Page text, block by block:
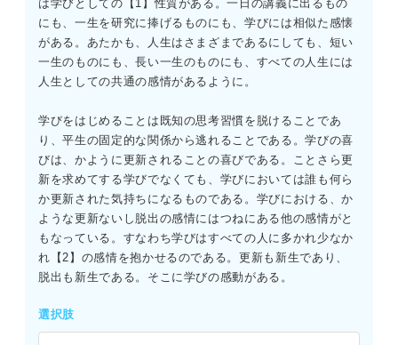
は学びとしての【1】性質がある。一日の講義に出るもの
にも、一生を研究に捧げるものにも、学びには相似た感懐
がある。あたかも、人生はさまざまであるにしても、短い
一生のものにも、長い一生のものにも、すべての人生には
人生としての共通の感情があるように。
学びをはじめることは既知の思考習慣を脱けることであ
り、平生の固定的な関係から逃れることである。学びの喜
びは、かように更新されることの喜びである。ことさら更
新を求めてする学びでなくても、学びにおいては誰も何ら
か更新された気持ちになるものである。学びにおける、か
ような更新ないし脱出の感情にはつねにある他の感情がと
もなっている。すなわち学びはすべての人に多かれ少なか
れ【2】の感情を抱かせるのである。更新も新生であり、
脱出も新生である。そこに学びの感動がある。
選択肢